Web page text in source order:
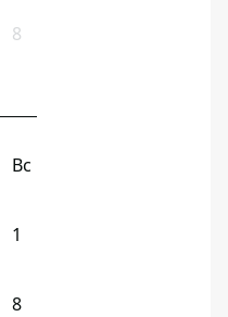
8
Вс
1
8